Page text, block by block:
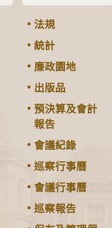
法規
統計
廉政園地
出版品
預決算及會計
報告
會議紀錄
巡察行事曆
會議行事曆
巡察報告